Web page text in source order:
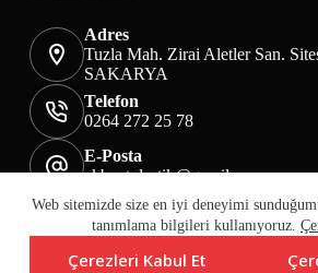
Web sitemizde size en iyi deneyimi
tanımlama bilgileri kullanıyoruz.
Çerezleri Kabul Et
Adres
Tuzla Mah. Zirai Aletler San.
SAKARYA
Telefon
0264 272 25 78
E-Posta
akbaotolastik@gmail.com
Mesafeli Satış Sözleşmesi
Üyelik KVKK Sayfası